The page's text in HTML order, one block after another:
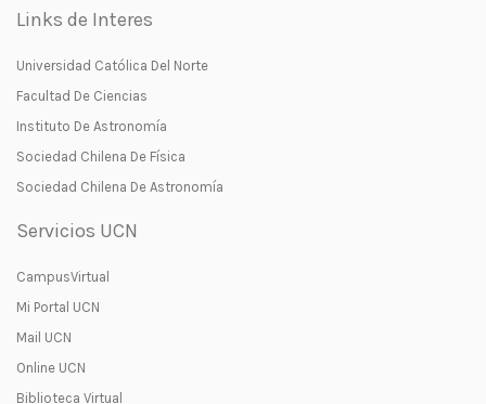
Links de Interes
Universidad Católica Del Norte
Facultad De Ciencias
Instituto De Astronomía
Sociedad Chilena De Física
Sociedad Chilena De Astronomía
Servicios UCN
CampusVirtual
Mi Portal UCN
Mail UCN
Online UCN
Biblioteca Virtual